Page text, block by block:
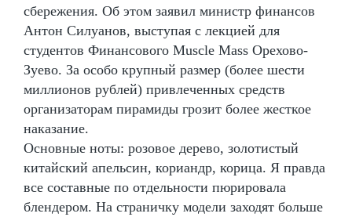
сбережения. Об этом заявил министр финансов
Антон Силуанов, выступая с лекцией для
студентов Финансового Muscle Mass Орехово-
Зуево. За особо крупный размер (более шести
миллионов рублей) привлеченных средств
организаторам пирамиды грозит более жесткое
наказание.
Основные ноты: розовое дерево, золотистый
китайский апельсин, кориандр, корица. Я правда
все составные по отдельности пюрировала
блендером. На страничку модели заходят больше